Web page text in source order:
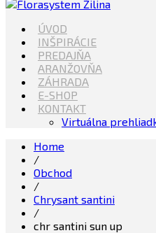
Florasystem Žilina
Kvety, Sviečky, dekorácie,
ÚVOD
INŠPIRÁCIE
PREDAJŇA
ARANŽOVŇA
ZÁHRADA
E-SHOP
KONTAKT
Virtuálna
Home
/
Obchod
/
Chrysant santini
/
chr santini sun up